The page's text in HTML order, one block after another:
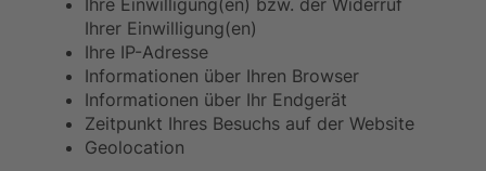
Ihre Einwilligung(en) bzw. der Widerruf
Ihrer Einwilligung(en)
Ihre IP-Adresse
Informationen über Ihren Browser
Informationen über Ihr Endgerät
Zeitpunkt Ihres Besuchs auf der Website
Geolocation